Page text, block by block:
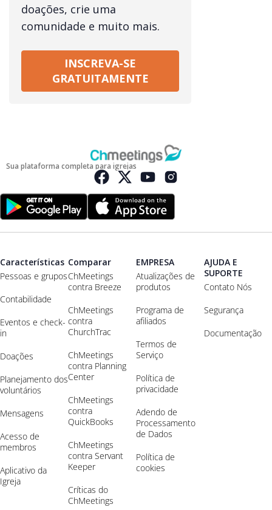
doações, crie uma
comunidade e muito mais.
INSCREVA-SE
GRATUITAMENTE
Sua plataforma completa para igrejas
Características
Pessoas e grupos
Contabilidade
Eventos e check-
in
Doações
Planejamento dos
voluntários
Mensagens
Acesso de
membros
Aplicativo da
Igreja
Comparar
ChMeetings
contra Breeze
ChMeetings
contra
ChurchTrac
ChMeetings
contra Planning
Center
ChMeetings
contra
QuickBooks
ChMeetings
contra Servant
Keeper
Críticas do
ChMeetings
EMPRESA
Atualizações de
produtos
Programa de
afiliados
Termos de
Serviço
Política de
privacidade
Adendo de
Processamento
de Dados
Política de
cookies
AJUDA E
SUPORTE
Contato Nós
Segurança
Documentação